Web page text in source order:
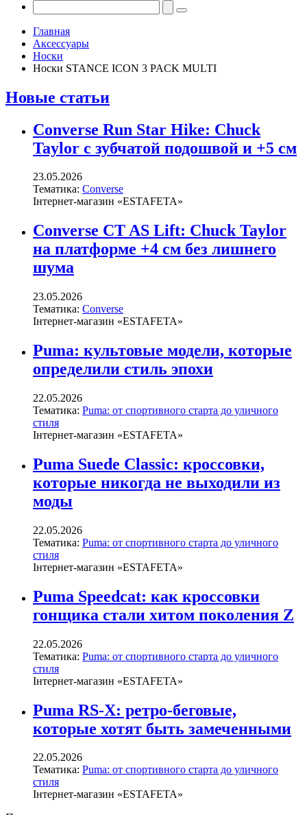
Главная
Аксессуары
Носки
Носки STANCE ICON 3 PACK MULTI
Новые статьи
Converse Run Star Hike: Chuck
Taylor с зубчатой подошвой и +5 см
23.05.2026
Тематика: Converse
Інтернет-магазин «ESTAFETA»
Converse CT AS Lift: Chuck Taylor
на платформе +4 см без лишнего
шума
23.05.2026
Тематика: Converse
Інтернет-магазин «ESTAFETA»
Puma: культовые модели, которые
определили стиль эпохи
22.05.2026
Тематика: Puma: от спортивного старта до уличного
стиля
Інтернет-магазин «ESTAFETA»
Puma Suede Classic: кроссовки,
которые никогда не выходили из
моды
22.05.2026
Тематика: Puma: от спортивного старта до уличного
стиля
Інтернет-магазин «ESTAFETA»
Puma Speedcat: как кроссовки
гонщика стали хитом поколения Z
22.05.2026
Тематика: Puma: от спортивного старта до уличного
стиля
Інтернет-магазин «ESTAFETA»
Puma RS-X: ретро-беговые,
которые хотят быть замеченными
22.05.2026
Тематика: Puma: от спортивного старта до уличного
стиля
Інтернет-магазин «ESTAFETA»